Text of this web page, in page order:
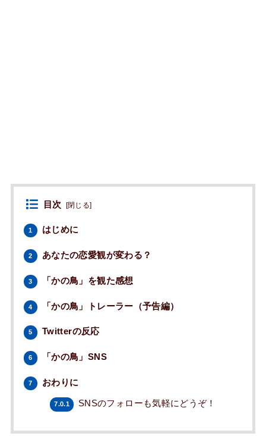
目次 [閉じる]
1 はじめに
2 あなたの恋愛観が変わる？
3 「かの鳥」を観た感想
4 「かの鳥」トレーラー（予告編）
5 Twitterの反応
6 「かの鳥」SNS
7 おわりに
7.0.1 SNSのフォローも気軽にどうぞ！